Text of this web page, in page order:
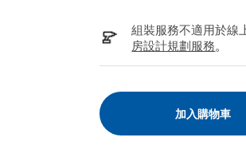
組裝服務不適用於線
房設計規劃服務。
加入購物車